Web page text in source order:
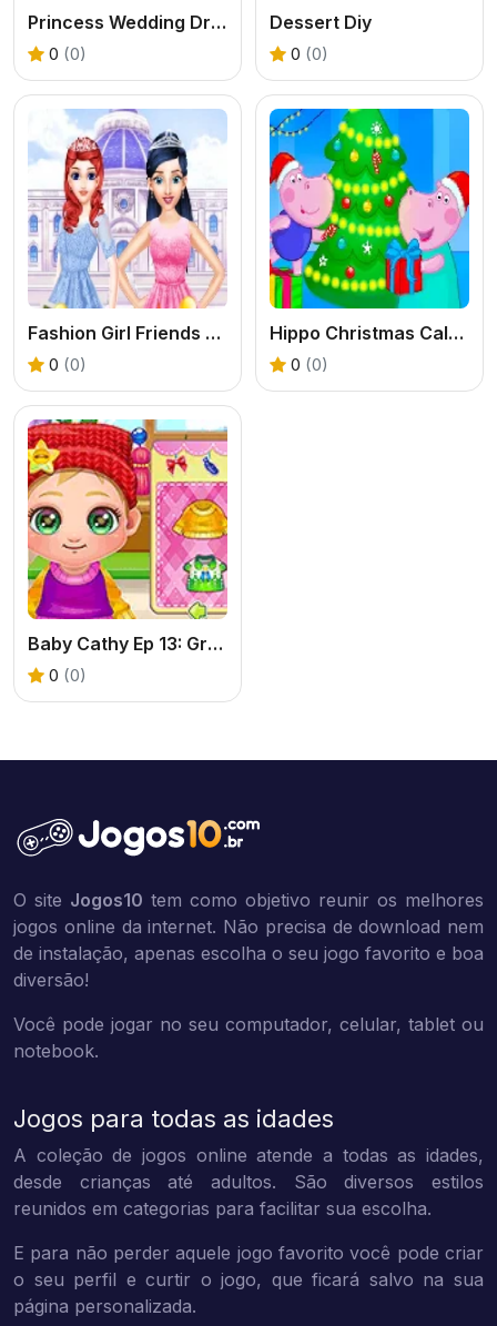
Princess Wedding Dress Up Game
0 (0)
Dessert Diy
0 (0)
Fashion Girl Friends Reunion
0 (0)
Hippo Christmas Calendar
0 (0)
Baby Cathy Ep 13: Granny House
0 (0)
O site Jogos10 tem como objetivo reunir os melhores
jogos online da internet. Não precisa de download nem
de instalação, apenas escolha o seu jogo favorito e boa
diversão!
Você pode jogar no seu computador, celular, tablet ou
notebook.
Jogos para todas as idades
A coleção de jogos online atende a todas as idades,
desde crianças até adultos. São diversos estilos
reunidos em categorias para facilitar sua escolha.
E para não perder aquele jogo favorito você pode criar
o seu perfil e curtir o jogo, que ficará salvo na sua
página personalizada.